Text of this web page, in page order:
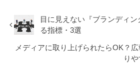
目に見えない『ブランディ
る指標・3選
メディアに取り上げられたらOK？
り